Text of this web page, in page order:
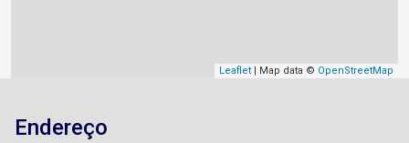
Leaflet | Map data © OpenStreetMap
Endereço